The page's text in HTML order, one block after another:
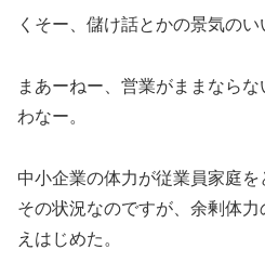
くそー、儲け話とかの景気のい
まあーねー、営業がままなら
わなー。
中小企業の体力が従業員家庭
その状況なのですが、余剰体
えはじめた。